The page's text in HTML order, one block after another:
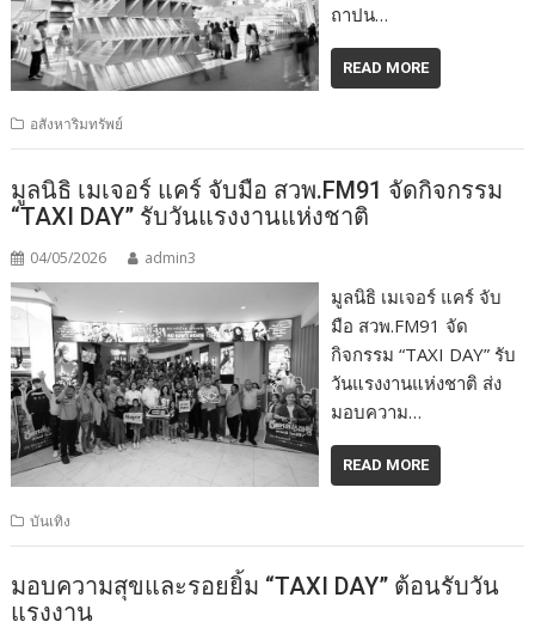
ถาปน…
READ MORE
อสังหาริมทรัพย์
มูลนิธิ เมเจอร์ แคร์ จับมือ สวพ.FM91 จัดกิจกรรม
“TAXI DAY” รับวันแรงงานแห่งชาติ
04/05/2026 admin3
มูลนิธิ เมเจอร์ แคร์ จับ
มือ สวพ.FM91 จัด
กิจกรรม “TAXI DAY” รับ
วันแรงงานแห่งชาติ ส่ง
มอบความ…
READ MORE
บันเทิง
มอบความสุขและรอยยิ้ม “TAXI DAY” ต้อนรับวัน
แรงงาน